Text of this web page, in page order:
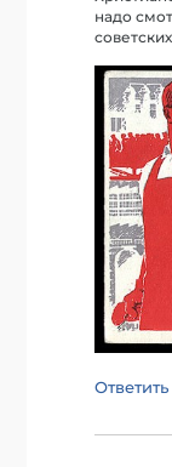
надо
Ответить